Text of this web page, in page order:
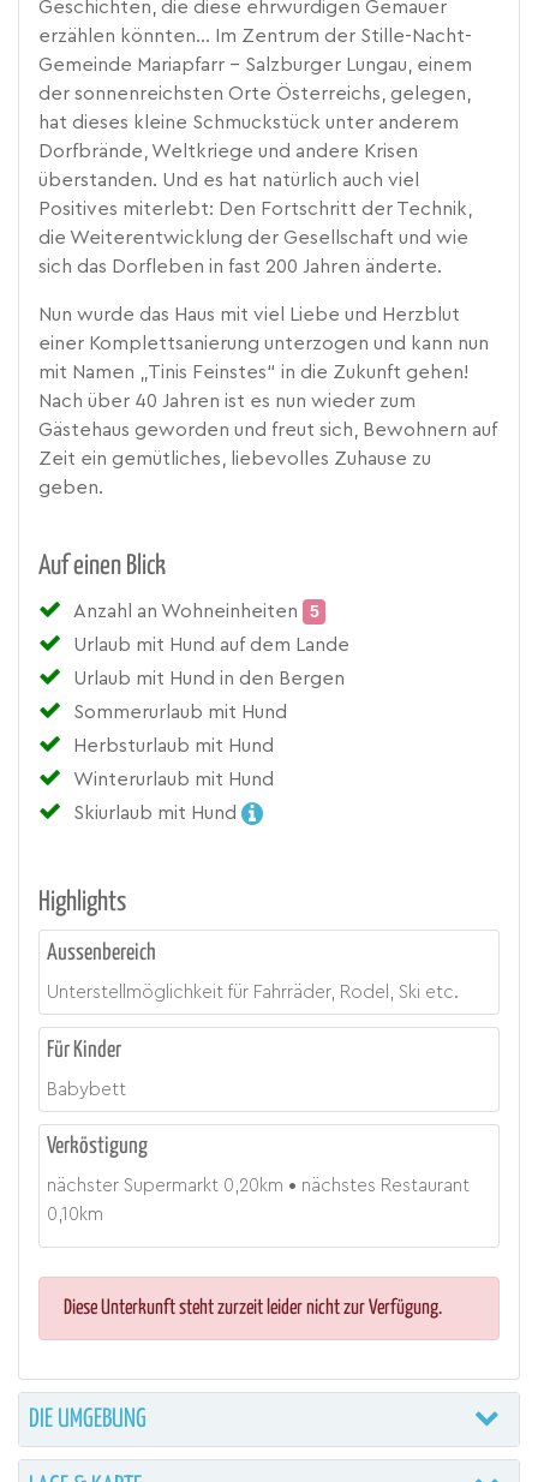
Geschichten, die diese ehrwürdigen Gemäuer
erzählen könnten... Im Zentrum der Stille-Nacht-
Gemeinde Mariapfarr – Salzburger Lungau, einem
der sonnenreichsten Orte Österreichs, gelegen,
hat dieses kleine Schmuckstück unter anderem
Dorfbrände, Weltkriege und andere Krisen
überstanden. Und es hat natürlich auch viel
Positives miterlebt: Den Fortschritt der Technik,
die Weiterentwicklung der Gesellschaft und wie
sich das Dorfleben in fast 200 Jahren änderte.
Nun wurde das Haus mit viel Liebe und Herzblut
einer Komplettsanierung unterzogen und kann nun
mit Namen „Tinis Feinstes“ in die Zukunft gehen!
Nach über 40 Jahren ist es nun wieder zum
Gästehaus geworden und freut sich, Bewohnern auf
Zeit ein gemütliches, liebevolles Zuhause zu
geben.
Auf einen Blick
Anzahl an Wohneinheiten
5
Urlaub mit Hund auf dem Lande
Urlaub mit Hund in den Bergen
Sommerurlaub mit Hund
Herbsturlaub mit Hund
Winterurlaub mit Hund
Skiurlaub mit Hund
Highlights
Aussenbereich
Unterstellmöglichkeit für Fahrräder, Rodel, Ski etc.
Für Kinder
Babybett
Verköstigung
nächster Supermarkt 0,20 km
nächstes Restaurant
0,10 km
Diese Unterkunft steht zurzeit leider nicht zur Verfügung.
DIE UMGEBUNG